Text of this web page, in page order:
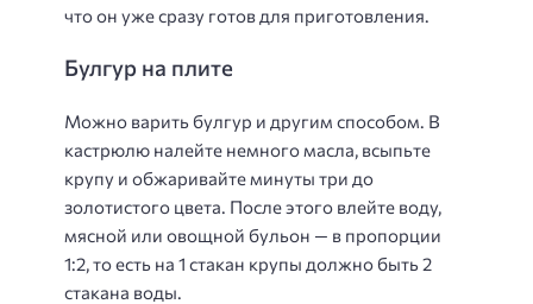
что он уже сразу готов для приготовления.
Булгур на плите
Можно варить булгур и другим способом. В
кастрюлю налейте немного масла, всыпьте
крупу и обжаривайте минуты три до
золотистого цвета. После этого влейте воду,
мясной или овощной бульон — в пропорции
1:2, то есть на 1 стакан крупы должно быть 2
стакана воды.